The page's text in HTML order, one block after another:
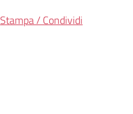
Stampa / Condividi